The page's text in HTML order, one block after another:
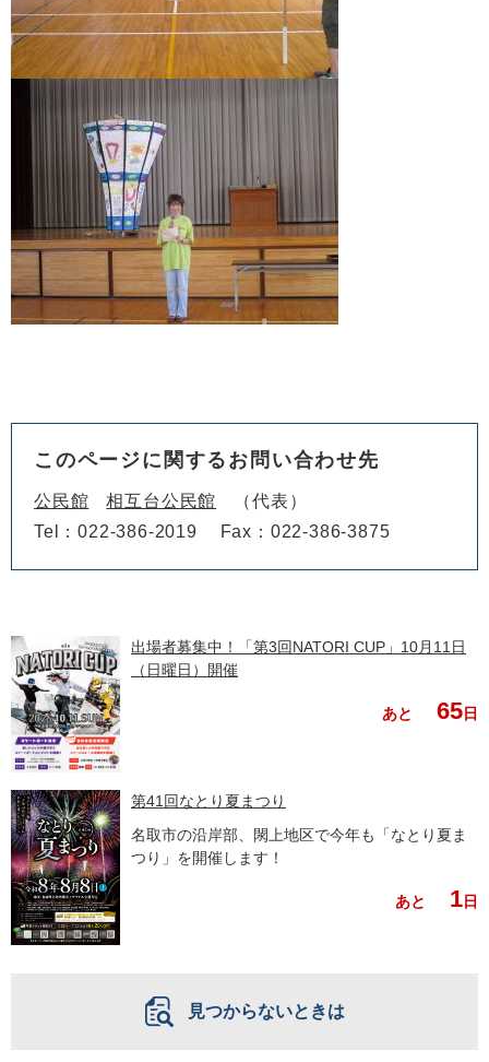
このページに関するお問い合わせ先
公民館 相互台公民館
代表
Tel：022-386-2019
Fax：022-386-3875
出場者募集中！「第3回NATORI CUP」10月11日
（日曜日）開催
あと 65日
第41回なとり夏まつり
名取市の沿岸部、閖上地区で今年も「なとり夏ま
つり」を開催します！
あと 1日
見つからないときは